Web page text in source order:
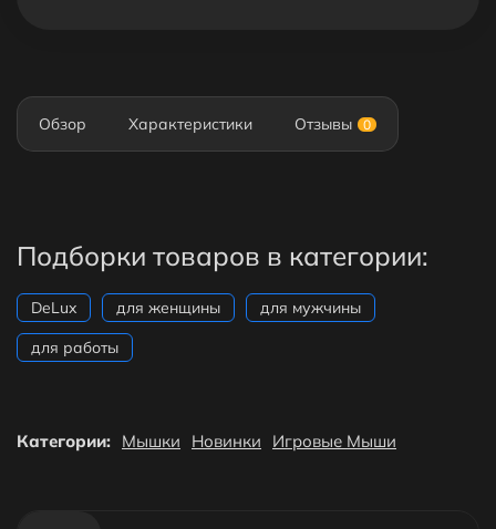
Обзор Характеристики Отзывы 0
Подборки товаров в категории:
DeLux для женщины
для мужчины
для работы
Категории: Мышки Новинки Игровые Мыши